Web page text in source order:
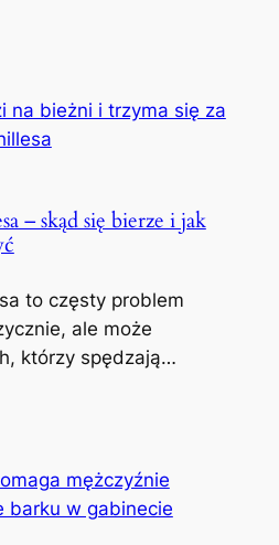
– skąd się bierze i jak
to częsty problem
ale może
którzy spędzają…